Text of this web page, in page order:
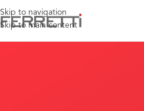
Skip to navigation
Skip to main content